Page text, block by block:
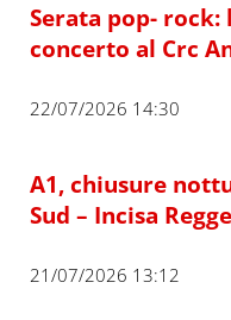
Serata pop- rock:
concerto al Crc
22/07/2026 14:30
A1, chiusure
Sud – Incisa
21/07/2026 13:12